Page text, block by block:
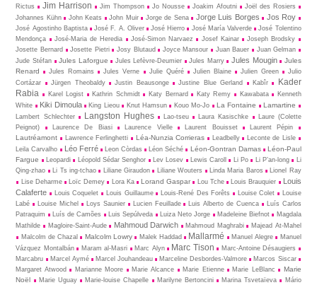
Rictus
Jim Harrison Jim Thompson Jo Nousse Joakim Afoutni
Joël des Rosiers
Johannes Kühn
John Keats John Muir Jorge de Sena Jorge Luis Borges Jos Roy
José Agostinho Baptista José F. A. Oliver José Hierro José María Valverde
José Tolentino
Mendonça
José-Maria de Heredia José-Simon Narvaez Josef Kainar
Joseph Brodsky
Josette Bernard
Josette Pietri Josy Blutaud Joyce Mansour Juan Bauer
Juan Gelman
Jude Stéfan
Jules Laforgue Jules Lefèvre-Deumier Jules Marry Jules Mougin
Jules
Renard
Jules Romains Jules Verne Julie Quéré Julien Blaine Julien Green
Julio
Cortázar
Jürgen Theobaldy Justin Beausonge Justine Blue Gerland Kabîr
Kader
Rabia
Karel Logist Kathrin Schmidt Katy Bernard Katy Remy Kawabata
Kenneth
White
Kiki Dimoula King Lieou Knut Hamsun Kouo Mo-Jo La Fontaine Lamartine
Lambert Schlechter Langston Hughes Lao-tseu Laura Kasischke
Laure (Colette
Peignot)
Laurence De Biasi Laurence Vielle Laurent Bouisset Laurent Pépin
Lautréamont Lawrence Ferlinghetti Léa-Nunzia Corrieras Leadbelly
Leconte de Lisle
Leila Carvalho
Léo Ferré Leon Còrdas Léon Séché Léon-Gontran Damas
Léon-Paul
Fargue
Leopardi Léopold Sédar Senghor Lev Losev Lewis Caroll Li Po Li P’an-long
Li
Qing-zhao
Li Ts ing-tchao Liliane Giraudon Liliane Wouters Linda Maria Baros
Lionel Ray
Lise Deharme
Loïc Demey Lora Ka Lorand Gaspar Lou Tche Louis Brauquier
Louis
Calaferte
Louis Coquelet Louis Guillaume Louis-René Des Forêts Louise Colet
Louise
Labé
Louise Michel Loys Saunier Lucien Feuillade Luis Alberto de Cuenca
Luís Carlos
Patraquim
Luís de Camões Luis Sepúlveda Luiza Neto Jorge Madeleine Biefnot
Magdala
Mathilde
Magloire-Saint-Aude Mahmoud Darwich Mahmoud Maghrabi
Majead At-Mahel
Malcolm de Chazal
Malcolm Lowry Malek Haddad Mallarmé Manuel Alegre
Manuel
Vázquez Montalbán
Maram al-Masri Marc Alyn Marc Tison
Marc-Antoine Désaugiers
Marcabru
Marcel Aymé Marcel Jouhandeau Marceline Desbordes-Valmore
Marcos Siscar
Margaret Atwood
Marianne Moore Marie Alcance Marie Etienne Marie LeBlanc
Marie
Noël
Marie Uguay Marie-louise Chapelle Marilyne Bertoncini Marina Tsvetaïeva
Mário